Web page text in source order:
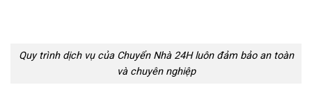
Quy trình dịch vụ của Chuyển Nhà 24H luôn đảm bảo an toàn
và chuyên nghiệp